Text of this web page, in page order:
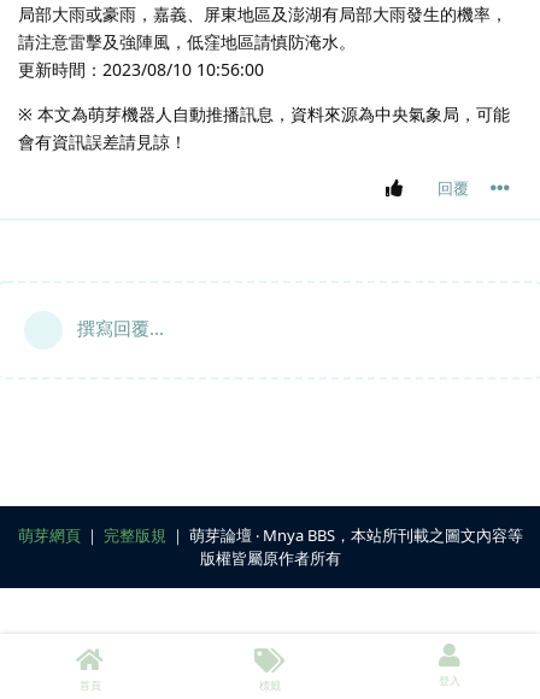
局部大雨或豪雨，嘉義、屏東地區及澎湖有局部大雨發生的機率，
請注意雷擊及強陣風，低窪地區請慎防淹水。
更新時間：2023/08/10 10:56:00
※ 本文為萌芽機器人自動推播訊息，資料來源為中央氣象局，可能
會有資訊誤差請見諒！
回覆
撰寫回覆...
萌芽網頁｜ 完整版規 ｜ 萌芽論壇 ‧ Mnya BBS，本站所刊載之圖文內容等
版權皆屬原作者所有
首頁 標籤 登入